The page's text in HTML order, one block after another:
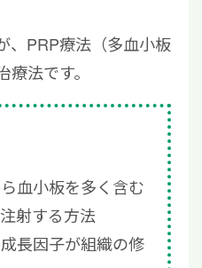
、PRP療法（多血小板
法です。
血小板を多く含む
射する方法
長因子が組織の修